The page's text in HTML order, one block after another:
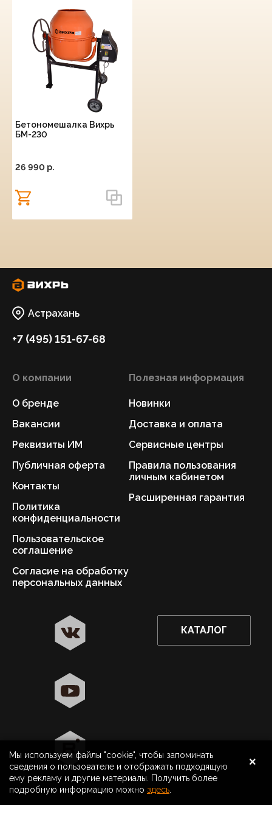
8 800 500 40 40 Астрахань
Да
Поиск
Бетономешалка Вихрь
БМ-230
26 990 p.
Астрахань
+7 (495) 151-67-68
О компании
О бренде
Вакансии
Реквизиты ИМ
Публичная оферта
Контакты
Политика
конфиденциальности
Пользовательское
соглашение
Согласие на обработку
персональных данных
Полезная информация
Новинки
Доставка и оплата
Сервисные центры
Правила пользования
личным кабинетом
Расширенная гарантия
КАТАЛОГ
Мы используем файлы "cookie", чтобы запоминать
сведения о пользователе и отображать подходящую
ему рекламу и другие материалы. Получить более
подробную информацию можно здесь
×